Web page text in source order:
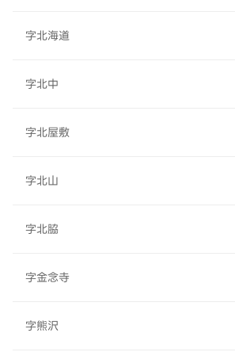
字北海道
字北中
字北屋敷
字北山
字北脇
字金念寺
字熊沢